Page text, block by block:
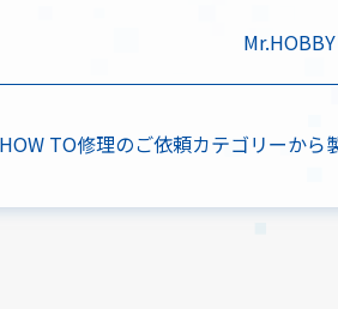
HOW TO修理のご依頼カテゴリーから